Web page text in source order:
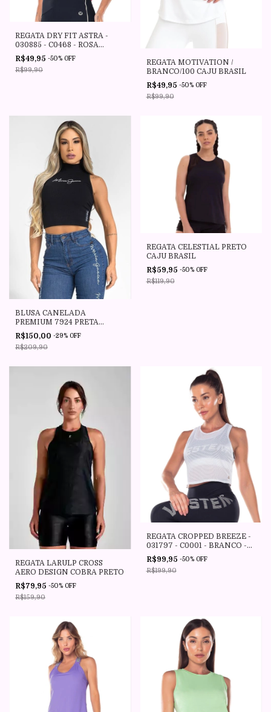
REGATA DRY FIT ASTRA -
030885 - C0468 - ROSA
MILKSHAKE - VESTEM
R$49,95 -50% OFF
R$99,90
REGATA MOTIVATION /
BRANCO/100 CAJU BRASIL
R$49,95 -50% OFF
R$99,90
BLUSA CANELADA
PREMIUM 7924 PRETA
MARIA GUEIXA
R$150,00 -29% OFF
R$209,90
REGATA CELESTIAL PRETO
CAJU BRASIL
R$59,95 -50% OFF
R$119,90
REGATA LARULP CROSS
AERO DESIGN COBRA PRETO
R$79,95 -50% OFF
R$159,90
REGATA CROPPED BREEZE -
031797 - C0001 - BRANCO -
VESTEM
R$99,95 -50% OFF
R$199,90